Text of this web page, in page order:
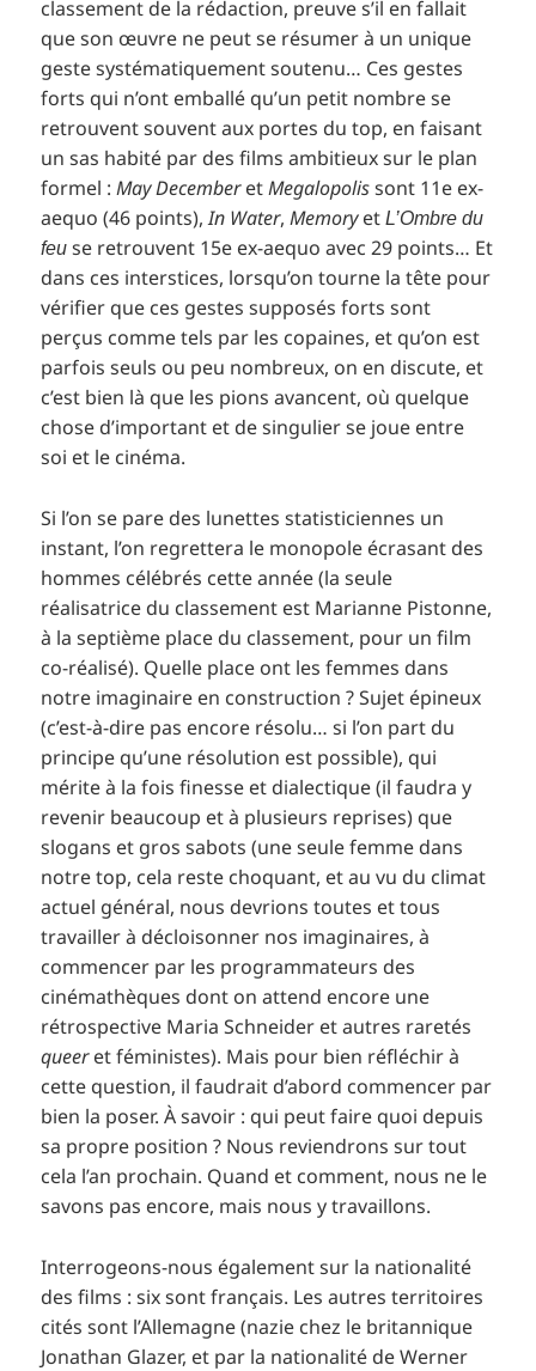
classement de la rédaction, preuve s’il en fallait
que son œuvre ne peut se résumer à un unique
geste systématiquement soutenu… Ces gestes
forts qui n’ont emballé qu’un petit nombre se
retrouvent souvent aux portes du top, en faisant
un sas habité par des films ambitieux sur le plan
formel :May DecemberetMegalopolissont 11e ex-
aequo (46 points),In Water,MemoryetL’Ombre du
feu se retrouvent 15e ex-aequo avec 29 points… Et
dans ces interstices, lorsqu’on tourne la tête pour
vérifier que ces gestes supposés forts sont
perçus comme tels par les copaines, et qu’on est
parfois seuls ou peu nombreux, on en discute, et
c’est bien là que les pions avancent, où quelque
chose d’important et de singulier se joue entre
soi et le cinéma.
Si l’on se pare des lunettes statisticiennes un
instant, l’on regrettera le monopole écrasant des
hommes célébrés cette année (la seule
réalisatrice du classement est Marianne Pistonne,
à la septième place du classement, pour un film
co-réalisé). Quelle place ont les femmes dans
notre imaginaire en construction ? Sujet épineux
(c’est-à-dire pas encore résolu… si l’on part du
principe qu’une résolution est possible), qui
mérite à la fois finesse et dialectique (il faudra y
revenir beaucoup et à plusieurs reprises) que
slogans et gros sabots (une seule femme dans
notre top, cela reste choquant, et au vu du climat
actuel général, nous devrions toutes et tous
travailler à décloisonner nos imaginaires, à
commencer par les programmateurs des
cinémathèques dont on attend encore une
rétrospective Maria Schneider et autres raretés
queeret féministes). Mais pour bien réfléchir à
cette question, il faudrait d’abord commencer par
bien la poser. À savoir : qui peut faire quoi depuis
sa propre position ? Nous reviendrons sur tout
cela l’an prochain. Quand et comment, nous ne le
savons pas encore, mais nous y travaillons.
Interrogeons-nous également sur la nationalité
des films : six sont français. Les autres territoires
cités sont l’Allemagne (nazie chez le britannique
Jonathan Glazer, et par la nationalité de Werner